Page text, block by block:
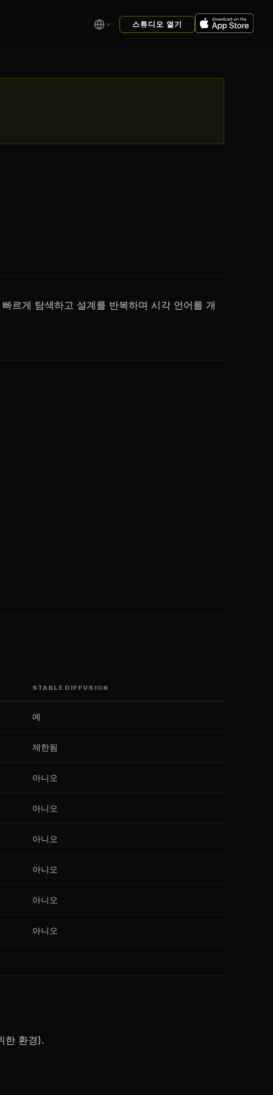
스튜디오 열기
르게 탐색하고 설계를 반복하며 시각 언어를 개
STABLE DIFFUSION
예
제한됨
아니오
아니오
아니오
아니오
아니오
아니오
한 환경).